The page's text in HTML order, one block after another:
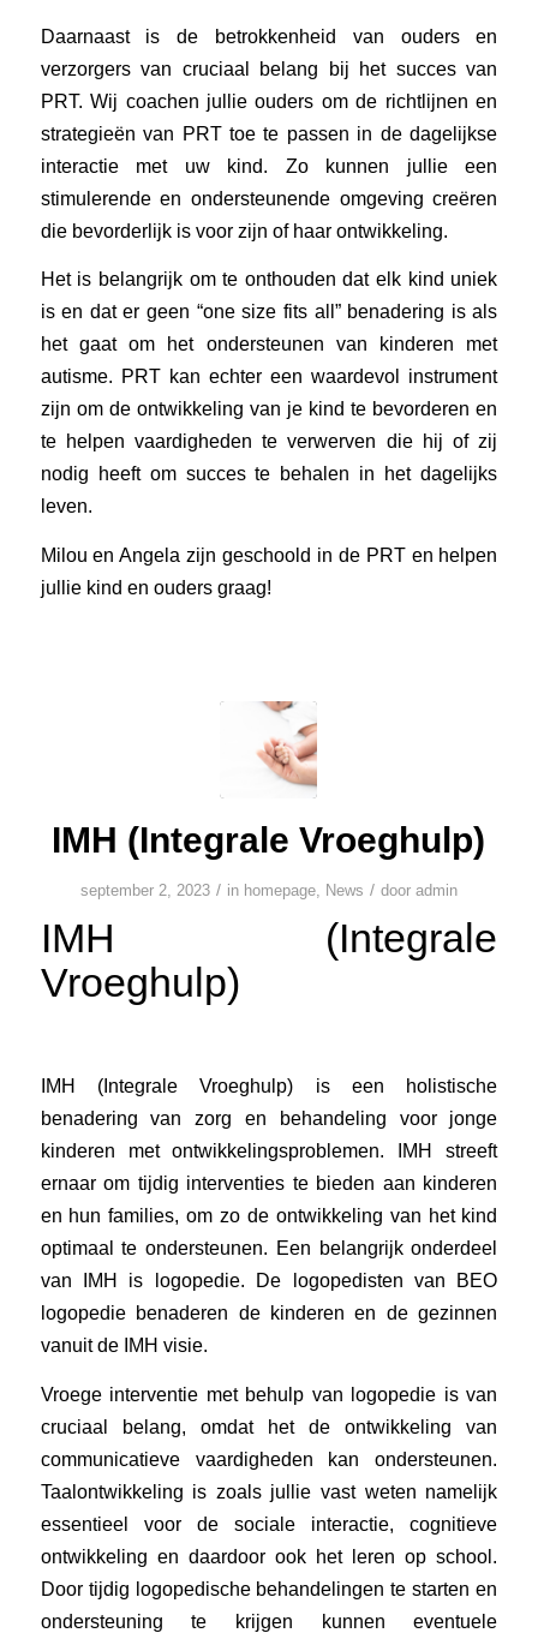
Daarnaast is de betrokkenheid van ouders en
verzorgers van cruciaal belang bij het succes van
PRT. Wij coachen jullie ouders om de richtlijnen en
strategieën van PRT toe te passen in de dagelijkse
interactie met uw kind. Zo kunnen jullie een
stimulerende en ondersteunende omgeving creëren
die bevorderlijk is voor zijn of haar ontwikkeling.
Het is belangrijk om te onthouden dat elk kind uniek
is en dat er geen “one size fits all” benadering is als
het gaat om het ondersteunen van kinderen met
autisme. PRT kan echter een waardevol instrument
zijn om de ontwikkeling van je kind te bevorderen en
te helpen vaardigheden te verwerven die hij of zij
nodig heeft om succes te behalen in het dagelijks
leven.
Milou en Angela zijn geschoold in de PRT en helpen
jullie kind en ouders graag!
IMH (Integrale Vroeghulp)
september 2, 2023 / in homepage, News / door admin
IMH (Integrale
Vroeghulp)
IMH (Integrale Vroeghulp) is een holistische
benadering van zorg en behandeling voor jonge
kinderen met ontwikkelingsproblemen. IMH streeft
ernaar om tijdig interventies te bieden aan kinderen
en hun families, om zo de ontwikkeling van het kind
optimaal te ondersteunen. Een belangrijk onderdeel
van IMH is logopedie. De logopedisten van BEO
logopedie benaderen de kinderen en de gezinnen
vanuit de IMH visie.
Vroege interventie met behulp van logopedie is van
cruciaal belang, omdat het de ontwikkeling van
communicatieve vaardigheden kan ondersteunen.
Taalontwikkeling is zoals jullie vast weten namelijk
essentieel voor de sociale interactie, cognitieve
ontwikkeling en daardoor ook het leren op school.
Door tijdig logopedische behandelingen te starten en
ondersteuning te krijgen kunnen eventuele